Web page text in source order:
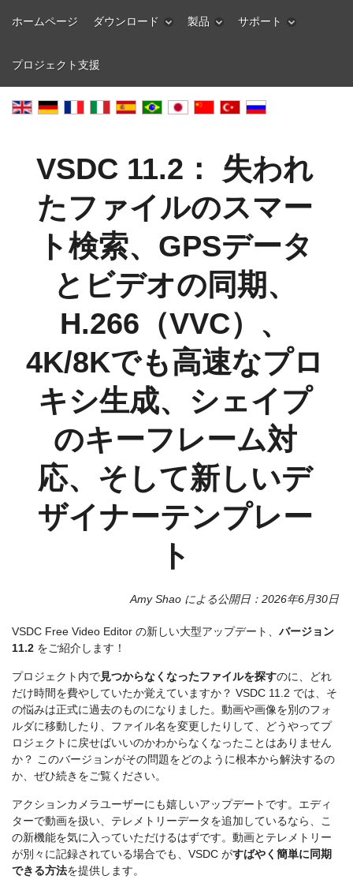
ホームページ ダウンロード 製品 サポート
プロジェクト支援
VSDC 11.2： 失われ
たファイルのスマー
ト検索、GPSデータ
とビデオの同期、
H.266（VVC）、
4K/8Kでも高速なプロ
キシ生成、シェイプ
のキーフレーム対
応、そして新しいデ
ザイナーテンプレー
ト
Amy Shao による公開日： 2026年6月30日
VSDC Free Video Editor の新しい大型アップデート、 バージョン
11.2 をご紹介します！
プロジェクト内で見つからなくなったファイルを探すのに、どれ
だけ時間を費やしていたか覚えていますか？ VSDC 11.2 では、そ
の悩みは正式に過去のものになりました。動画や画像を別のフォ
ルダに移動したり、ファイル名を変更したりして、どうやってプ
ロジェクトに戻せばいいのかわからなくなったことはありません
か？ このバージョンがその問題をどのように根本から解決するの
か、ぜひ続きをご覧ください。
アクションカメラユーザーにも嬉しいアップデートです。エディ
ターで動画を扱い、テレメトリーデータを追加しているなら、こ
の新機能を気に入っていただけるはずです。動画とテレメトリー
が別々に記録されている場合でも、VSDC がすばやく簡単に同期
できる方法を提供します。